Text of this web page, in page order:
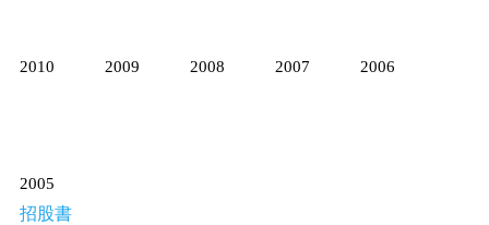
2010 2009 2008 2007 2006
2005
招股書